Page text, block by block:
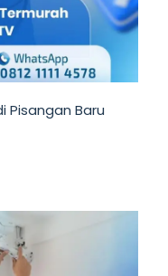
Pisangan Baru